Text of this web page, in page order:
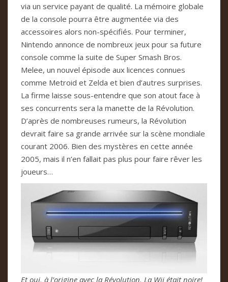
via un service payant de qualité. La mémoire globale
de la console pourra être augmentée via des
accessoires alors non-spécifiés. Pour terminer,
Nintendo annonce de nombreux jeux pour sa future
console comme la suite de Super Smash Bros.
Melee, un nouvel épisode aux licences connues
comme Metroid et Zelda et bien d’autres surprises.
La firme laisse sous-entendre que son atout face à
ses concurrents sera la manette de la Révolution.
D’après de nombreuses rumeurs, la Révolution
devrait faire sa grande arrivée sur la scène mondiale
courant 2006. Bien des mystères en cette année
2005, mais il n’en fallait pas plus pour faire rêver les
joueurs…
Et oui, à l’origine avec la Révolution, La Wii était noire!